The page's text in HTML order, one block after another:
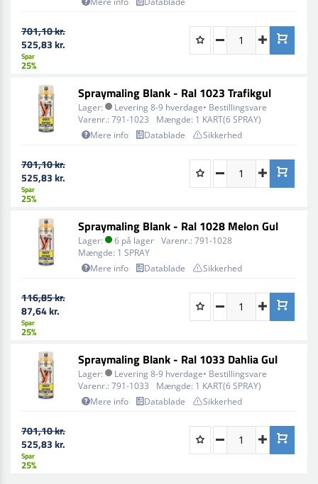
701,10 kr.
525,83 kr.
Spar
25%
Spraymaling Blank - Ral 1023 Trafikgul
Lager:
Levering 8-9 hverdage• Bestillingsvare
Varenr.: 791-1023 Mængde: 1 KART(6 SPRAY)
Mere info
Datablade Sikkerhed
701,10 kr.
525,83 kr.
Spar
25%
Spraymaling Blank - Ral 1028 Melon Gul
Lager: 6 på lager Varenr.: 791-1028
Mængde: 1 SPRAY
Mere info
Datablade Sikkerhed
116,85 kr.
87,64 kr.
Spar
25%
Spraymaling Blank - Ral 1033 Dahlia Gul
Lager:
Levering 8-9 hverdage• Bestillingsvare
Varenr.: 791-1033 Mængde: 1 KART(6 SPRAY)
Mere info
Datablade Sikkerhed
701,10 kr.
525,83 kr.
Spar
25%